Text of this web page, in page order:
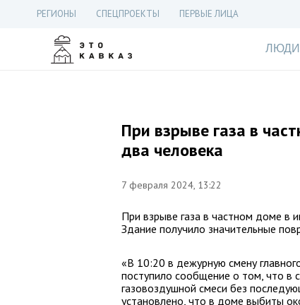
РЕГИОНЫ СПЕЦПРОЕКТЫ ПЕРВЫЕ ЛИЦА
ЛЮДИ
При взрыве газа в
два человека
7 февраля 2024, 13:22
При взрыве газа в частном доме в
Здание получило значительные
«В 10:20 в дежурную смену
поступило сообщение о том, что в
газовоздушной смеси без
установлено, что в доме выбиты